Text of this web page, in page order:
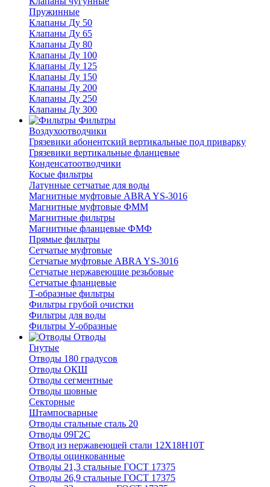
Пружинные
Клапаны Ду 50
Клапаны Ду 65
Клапаны Ду 80
Клапаны Ду 100
Клапаны Ду 125
Клапаны Ду 150
Клапаны Ду 200
Клапаны Ду 250
Клапаны Ду 300
Фильтры
Воздухоотводчики
Грязевики абонентский вертикальные под приварку
Грязевики вертикальные фланцевые
Конденсатоотводчики
Косые фильтры
Латунные сетчатые для воды
Магнитные муфтовые ABRA YS-3016
Магнитные муфтовые ФММ
Магнитные фильтры
Магнитные фланцевые ФМФ
Прямые фильтры
Сетчатые муфтовые
Сетчатые муфтовые ABRA YS-3016
Сетчатые нержавеющие резьбовые
Сетчатые фланцевые
Т-образные фильтры
Фильтры грубой очистки
Фильтры для воды
Фильтры У-образные
Отводы
Гнутые
Отводы 180 градусов
Отводы ОКШ
Отводы сегментные
Отводы шовные
Секторные
Штампосварные
Отводы стальные сталь 20
Отводы 09Г2С
Отвод из нержавеющей стали 12Х18Н10Т
Отводы оцинкованные
Отводы 21,3 стальные ГОСТ 17375
Отводы 26,9 стальные ГОСТ 17375